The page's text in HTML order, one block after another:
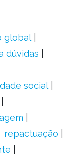
global
dúvidas
social
repactuação